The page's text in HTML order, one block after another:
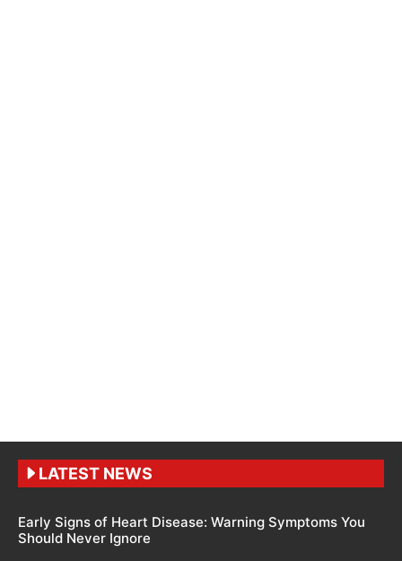
LATEST NEWS
Early Signs of Heart Disease: Warning Symptoms You
Should Never Ignore